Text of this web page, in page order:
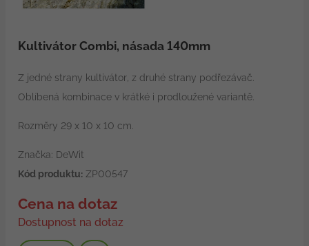
Kultivátor Combi, násada 140mm
Z jedné strany kultivátor, z druhé strany podřezávač.
Oblíbená kombinace v krátké i prodloužené variantě.
Rozměry 29 x 10 x 10 cm.
Značka: DeWit
Kód produktu:ZP00547
Cena na dotaz
Dostupnost na dotaz